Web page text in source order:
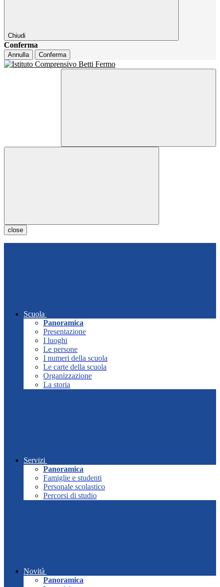
Chiudi
Conferma
Annulla Conferma
close
Scuola
Panoramica
Presentazione
I luoghi
Le persone
I numeri della scuola
Le carte della scuola
Organizzazione
La storia
Servizi
Panoramica
Famiglie e studenti
Personale scolastico
Percorsi di studio
Novità
Panoramica